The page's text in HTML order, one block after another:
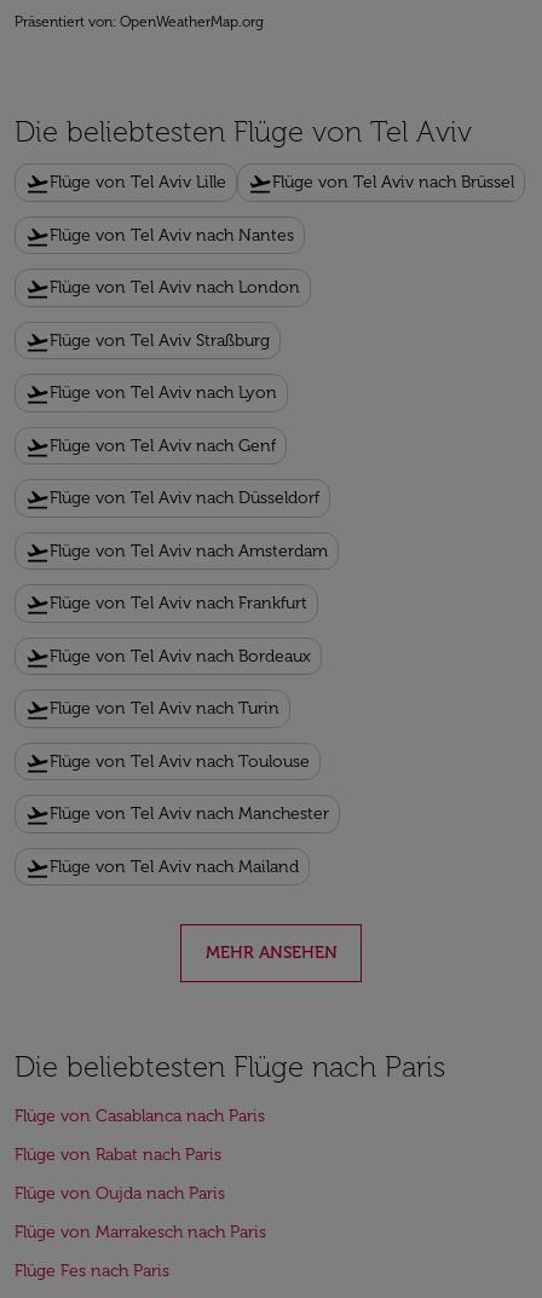
Präsentiert von: OpenWeatherMap.org
Die beliebtesten Flüge von Tel Aviv
flight_takeoffFlüge von Tel Aviv Lille flight_takeoffFlüge von Tel Aviv nach Brüssel
flight_takeoffFlüge von Tel Aviv nach Nantes
flight_takeoffFlüge von Tel Aviv nach London
flight_takeoffFlüge von Tel Aviv Straßburg
flight_takeoffFlüge von Tel Aviv nach Lyon
flight_takeoffFlüge von Tel Aviv nach Genf
flight_takeoffFlüge von Tel Aviv nach Düsseldorf
flight_takeoffFlüge von Tel Aviv nach Amsterdam
flight_takeoffFlüge von Tel Aviv nach Frankfurt
flight_takeoffFlüge von Tel Aviv nach Bordeaux
flight_takeoffFlüge von Tel Aviv nach Turin
flight_takeoffFlüge von Tel Aviv nach Toulouse
flight_takeoffFlüge von Tel Aviv nach Manchester
flight_takeoffFlüge von Tel Aviv nach Mailand
MEHR ANSEHEN
Die beliebtesten Flüge nach Paris
Flüge von Casablanca nach Paris
Flüge von Rabat nach Paris
Flüge von Oujda nach Paris
Flüge von Marrakesch nach Paris
Flüge Fes nach Paris